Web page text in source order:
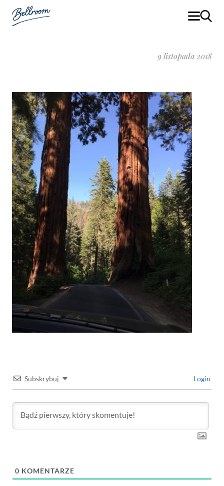
9 listopada 2018
Subskrybuj Login
0 KOMENTARZE